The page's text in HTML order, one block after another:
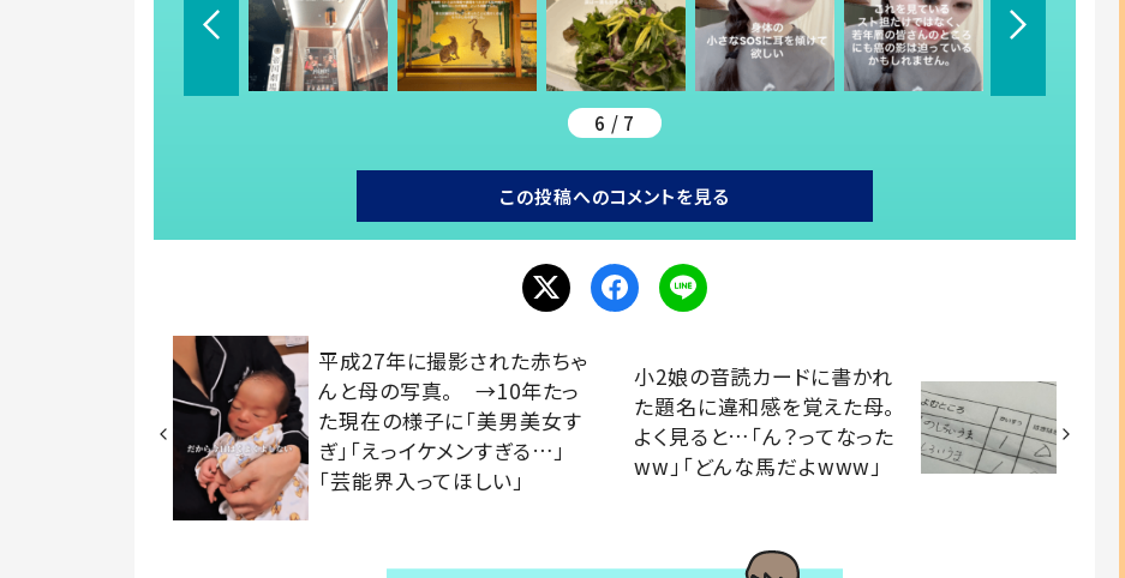
6 / 7
この投稿へのコメントを見る
平成27年に撮影された赤ちゃ
んと母の写真。 →10年たっ
た現在の様子に「美男美女す
ぎ」「えっイケメンすぎる…」
「芸能界入ってほしい」
小2娘の音読カードに書かれ
た題名に違和感を覚えた母。
よく見ると…「ん？ってなった
ww」「どんな馬だよwww」